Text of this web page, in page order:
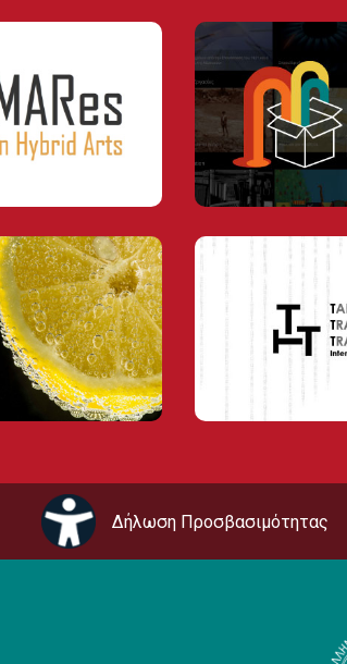
Δήλωση Προσβασιμότητας